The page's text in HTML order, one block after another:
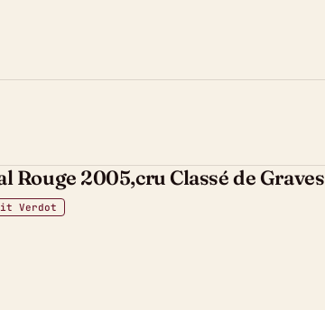
Rouge 2005,cru Classé de Graves
Verdot